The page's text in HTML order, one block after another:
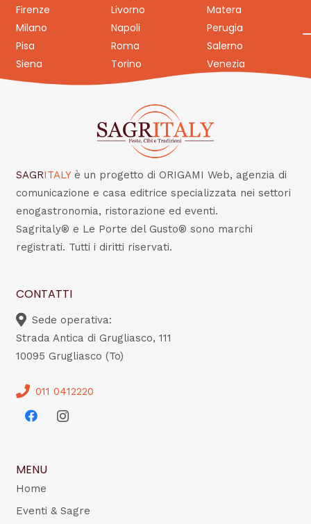
Firenze
Livorno
Matera
Milano
Napoli
Perugia
Pisa
Roma
Salerno
Siena
Torino Venezia
SAGRITALY è un progetto di ORIGAMI Web, agenzia di
comunicazione e casa editrice specializzata nei settori
enogastronomia, ristorazione ed eventi.
Sagritaly® e Le Porte del Gusto® sono marchi
registrati. Tutti i diritti riservati.
CONTATTI
Sede operativa:
Strada Antica di Grugliasco, 111
10095 Grugliasco (To)
011 0412220
MENU
Home
Eventi & Sagre